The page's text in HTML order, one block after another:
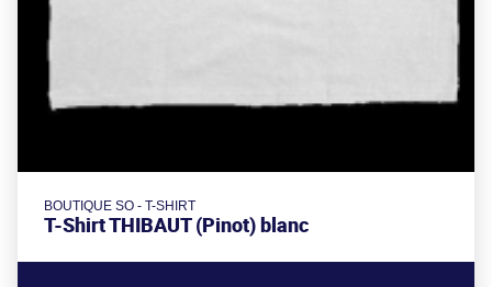
BOUTIQUE SO - T-SHIRT
T-Shirt THIBAUT (Pinot) blanc